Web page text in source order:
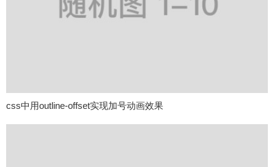
css中用outline-offset实现加号动画效果